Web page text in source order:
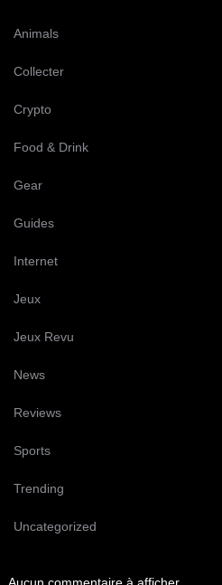
Animals
Collecter
Crypto
Food & Drink
Gear
Guides
Internet
Jeux
Jeux Revu
News
Reviews
Sports
Trending
Uncategorized